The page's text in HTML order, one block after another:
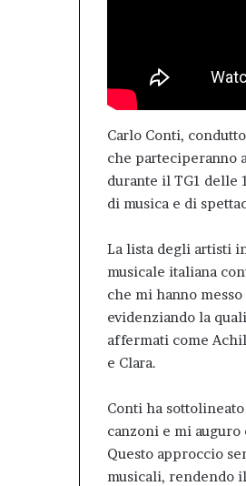
Carlo Conti,
che parteciperanno
durante il TG1 delle
di musica e di
La lista degli artisti
musicale italiana
che mi hanno
evidenziando la
affermati come
e Clara.
Conti ha
canzoni e mi
Questo approccio
musicali, rendendo